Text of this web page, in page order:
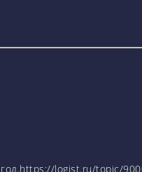
logist.ru/topic/